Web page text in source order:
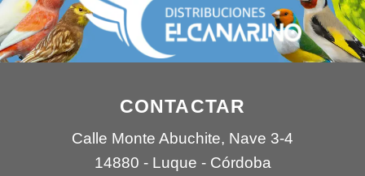
CONTACTAR
Calle Monte Abuchite, Nave 3-4
14880 - Luque - Córdoba